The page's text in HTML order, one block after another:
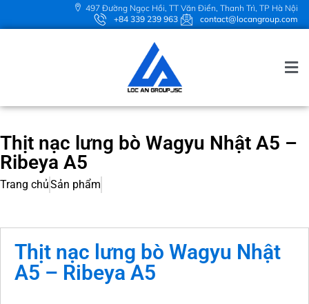
497 Đường Ngọc Hồi, TT Văn Điển, Thanh Trì, TP Hà Nội
+84 339 239 963
contact@locangroup.com
Thịt nạc lưng bò Wagyu Nhật A5 –
Ribeya A5
Trang chủSản phẩm
Thịt nạc lưng bò Wagyu Nhật
A5 – Ribeya A5